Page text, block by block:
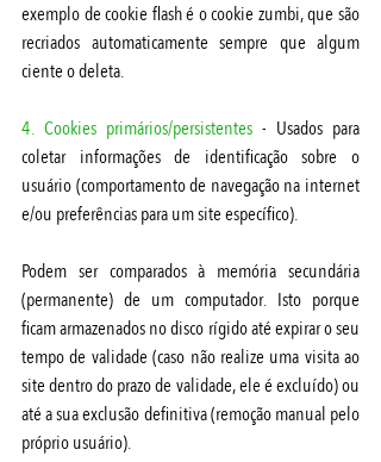
exemplo de cookie flash é o cookie zumbi, que são
recriados automaticamente sempre que algum
ciente o deleta.
4. Cookies primários/persistentes - Usados para
coletar informações de identificação sobre o
usuário (comportamento de navegação na internet
e/ou preferências para um site específico).
Podem ser comparados à memória secundária
(permanente) de um computador. Isto porque
ficam armazenados no disco rígido até expirar o seu
tempo de validade (caso não realize uma visita ao
site dentro do prazo de validade, ele é excluído) ou
até a sua exclusão definitiva (remoção manual pelo
próprio usuário).